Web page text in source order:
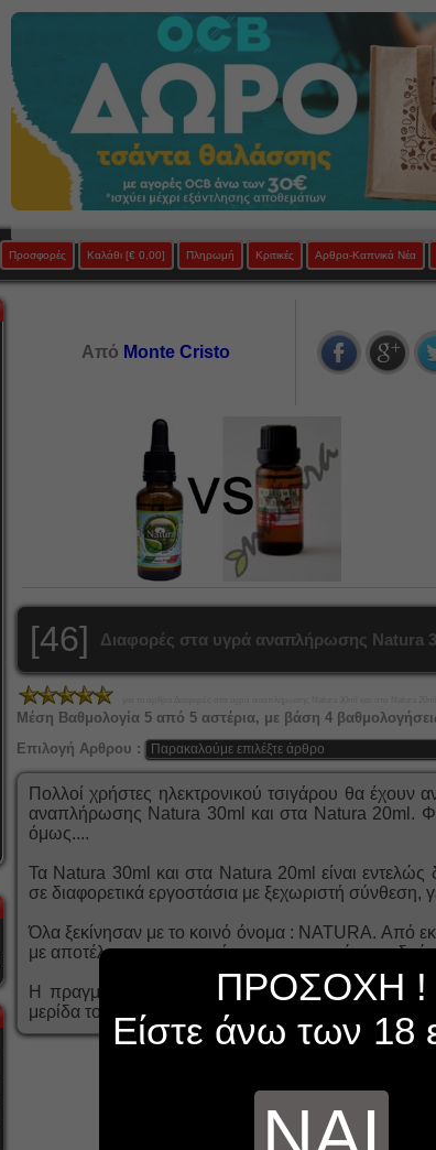
Προσφορές Καλάθι [€ 0,00] Πληρωμή Κριτικές Αρθρα-Καπνικά Νέα
Από Monte Cristo
[46] Διαφορές στα υγρά αναπλήρωσης Natura
Μέση Βαθμολογία 5 από 5 αστέρια, με βάση 4
Επιλογή Αρθρου :
Πολλοί χρήστες ηλεκτρονικού τσιγάρου θα έχουν
αναπλήρωσης Natura 30ml και στα Natura 20ml.
όμως....
Τα Natura 30ml και στα Natura 20ml είναι εντελώς
σε διαφορετικά εργοστάσια με ξεχωριστή σύνθεση,
Όλα ξεκίνησαν με το κοινό όνομα : NATURA. Από
με αποτέλεσμα να αποκτήσουν φανατικούς
Η πραγματικότητα είναι ότι και τα δύο υγρά για
μερίδα του Ελληνικού ατμιστικού κοινού και θα
ΠΡΟΣΟΧΗ !
Είστε άνω των 18